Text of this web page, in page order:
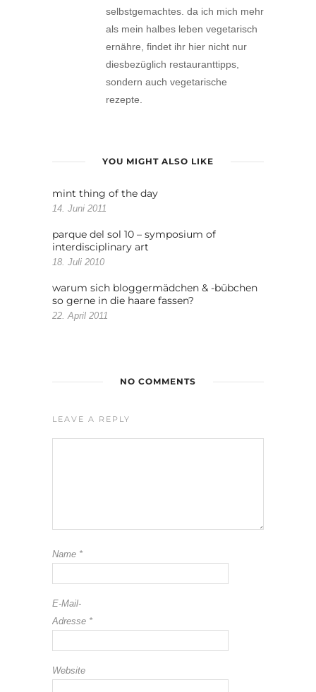
selbstgemachtes. da ich mich mehr
als mein halbes leben vegetarisch
ernähre, findet ihr hier nicht nur
diesbezüglich restauranttipps,
sondern auch vegetarische
rezepte.
YOU MIGHT ALSO LIKE
mint thing of the day
14. Juni 2011
parque del sol 10 – symposium of
interdisciplinary art
18. Juli 2010
warum sich bloggermädchen & -bübchen
so gerne in die haare fassen?
22. April 2011
NO COMMENTS
LEAVE A REPLY
Name *
E-Mail-
Adresse *
Website